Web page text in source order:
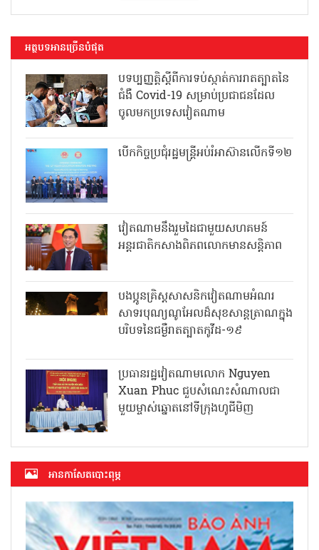
អត្ថបទអានច្រើនបំផុត
បទប្បញ្ញត្តិស្តីពីការទប់ស្កាត់ការរាតត្បាតនៃ
ជំងឺ Covid-19 សម្រាប់ប្រជាជនដែល
ចូលមកប្រទេសវៀតណាម
បើកកិច្ចប្រជុំរដ្ឋមន្ត្រីអប់រំអាស៊ានលើកទី១២
វៀតណាមនឹងរួមដៃជាមួយសហគមន៍
អន្តរជាតិកសាងពិភពលោកមានសន្តិភាព
បងប្អូនគ្រិស្តសាសនិកវៀតណាមអំណរ
សាទរបុណ្យណូអែលដ៏សុខសាន្តត្រាណក្នុង
បរិបទនៃជម្ងឺរាតត្បាតកូវីដ-១៩
ប្រធានរដ្ឋវៀតណាមលោក Nguyen
Xuan Phuc ជួបសំណេះសំណាលជា
មួយម្ចាស់ឆ្នោតនៅទីក្រុងហូជីមិញ
អាន​កាសែត​បោះពុម្ភ